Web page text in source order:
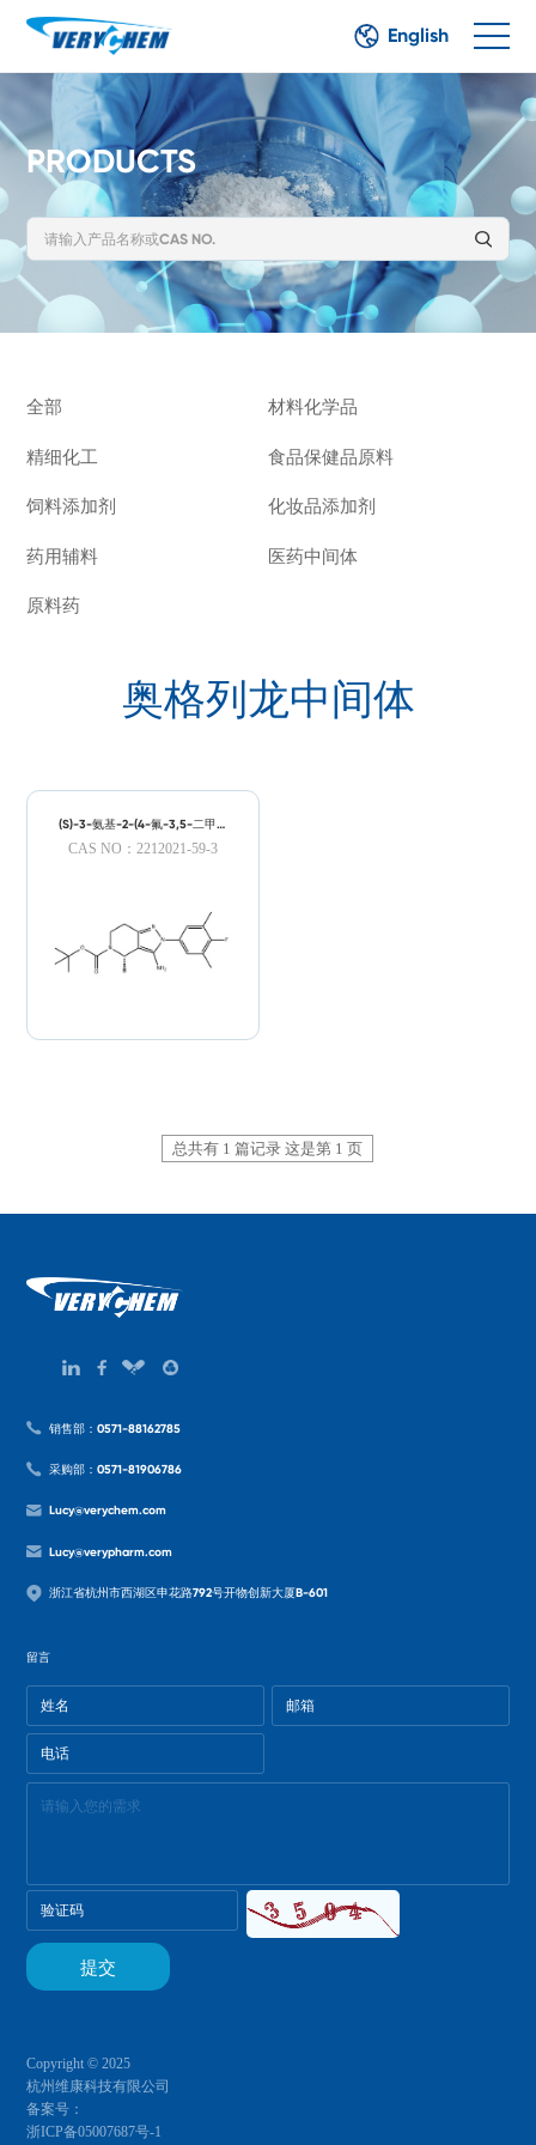
English
PRODUCTS
全部 材料化学品
精细化工 食品保健品原料
饲料添加剂 化妆品添加剂
药用辅料 医药中间体
原料药
奥格列龙中间体
(S)-3-氨基-2-(4-氟-3,5-二甲基
吡唑并[4,3-C]吡啶-5-羧酸叔丁酯
CAS NO：2212021-59-3
总共有 1 篇记录 这是第 1 页
销售部：0571-88162785
采购部：0571-81906786
Lucy@verychem.com
Lucy@verypharm.com
浙江省杭州市西湖区申花路792号开物创新大厦B-601
留言
Copyright © 2025
杭州维康科技有限公司
备案号：
浙ICP备05007687号-1